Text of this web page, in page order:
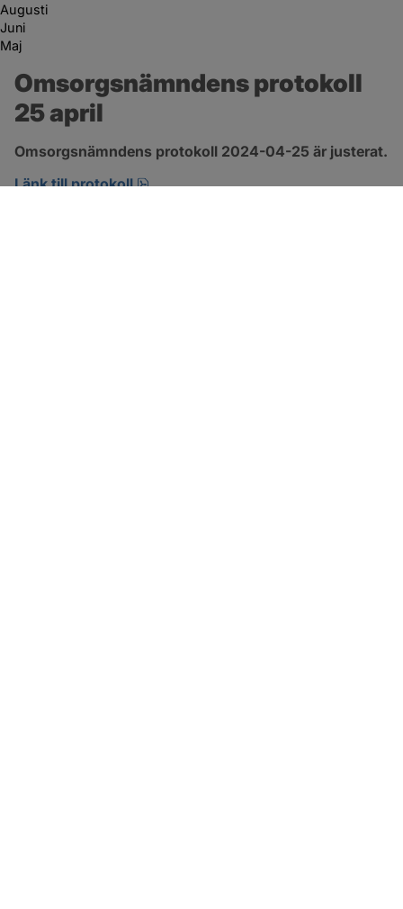
Augusti
Juni
Maj
Omsorgsnämndens protokoll
25 april
Omsorgsnämndens protokoll 2024-04-25 är justerat.
Länk till protokoll
pdf, 222.9 kB, öppnas i nytt fönster.